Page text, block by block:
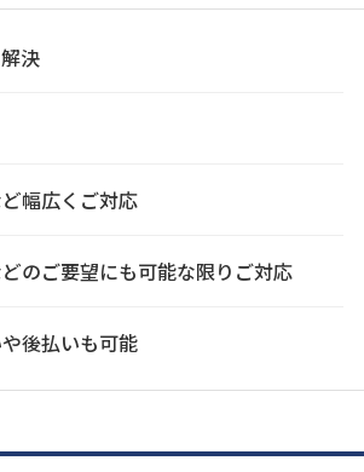
決
幅広くご対応
のご要望にも可能な限りご対応
後払いも可能